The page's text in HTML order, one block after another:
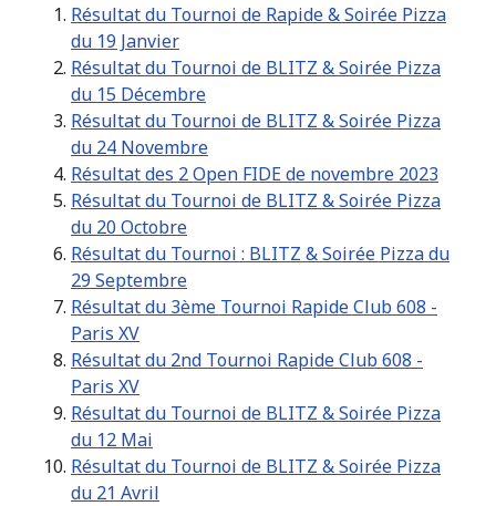
Résultat du Tournoi de Rapide & Soirée Pizza
du 19 Janvier
Résultat du Tournoi de BLITZ & Soirée Pizza
du 15 Décembre
Résultat du Tournoi de BLITZ & Soirée Pizza
du 24 Novembre
Résultat des 2 Open FIDE de novembre 2023
Résultat du Tournoi de BLITZ & Soirée Pizza
du 20 Octobre
Résultat du Tournoi : BLITZ & Soirée Pizza du
29 Septembre
Résultat du 3ème Tournoi Rapide Club 608 -
Paris XV
Résultat du 2nd Tournoi Rapide Club 608 -
Paris XV
Résultat du Tournoi de BLITZ & Soirée Pizza
du 12 Mai
Résultat du Tournoi de BLITZ & Soirée Pizza
du 21 Avril